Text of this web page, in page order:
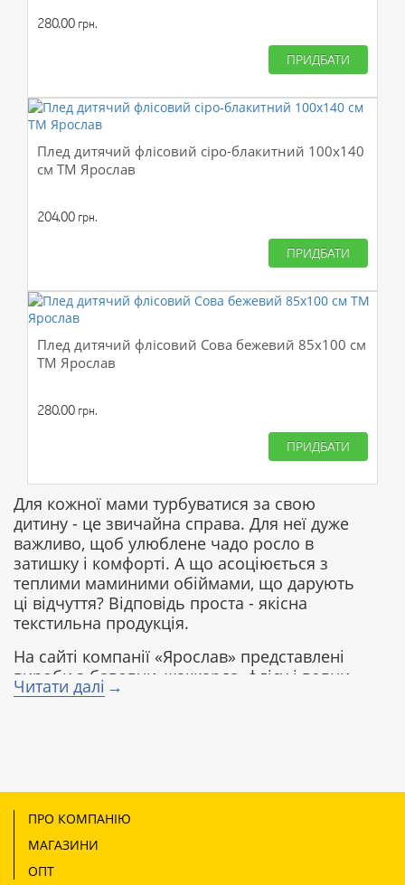
280.00 грн.
ПРИДБАТИ
Плед дитячий флісовий сіро-блакитний 100х140
см ТМ Ярослав
204.00 грн.
ПРИДБАТИ
Плед дитячий флісовий Сова бежевий 85х100 см
ТМ Ярослав
280.00 грн.
ПРИДБАТИ
Для кожної мами турбуватися за свою
дитину - це звичайна справа. Для неї дуже
важливо, щоб улюблене чадо росло в
затишку і комфорті. А що асоціюється з
теплими маминими обіймами, що дарують
ці відчуття? Відповідь проста - якісна
текстильна продукція.
На сайті компанії «Ярослав» представлені
вироби з бавовни, жаккарда, флісу і вовни.
Деякі з них мають
гіпоалергенна. Останнє означає, що нею
можна вкривати навіть новонароджених
малюків.
Замислюючись про забарвленні, варто
Читати далі
ПРО КОМПАНІЮ
МАГАЗИНИ
ОПТ